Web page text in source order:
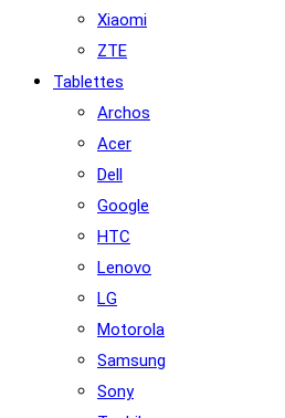
Xiaomi
ZTE
Tablettes
Archos
Acer
Dell
Google
HTC
Lenovo
LG
Motorola
Samsung
Sony